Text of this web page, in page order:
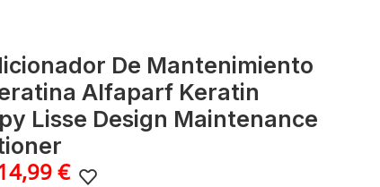
De Mantenimiento
Alfaparf Keratin
Lisse Design Maintenance
€